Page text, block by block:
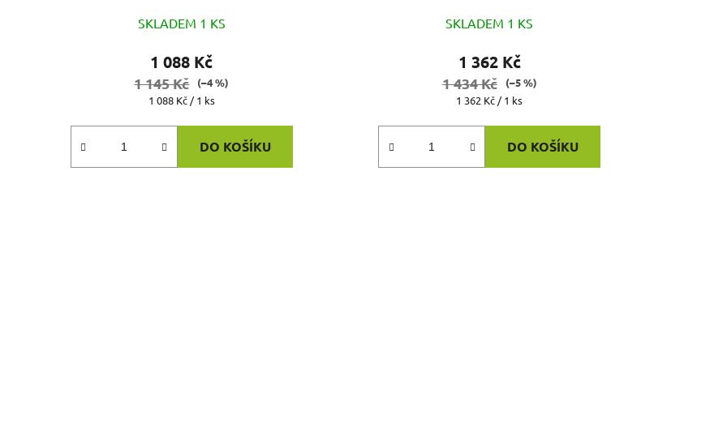
SKLADEM 1 KS
1 088 Kč
1 145 Kč
(–4 %)
Měrná
1 088 Kč / 1 ks
DO KOŠÍKU
SKLADEM 1 KS
1 362 Kč
1 434 Kč
(–5 %)
Měrná
1 362 Kč / 1 ks
DO KOŠÍKU